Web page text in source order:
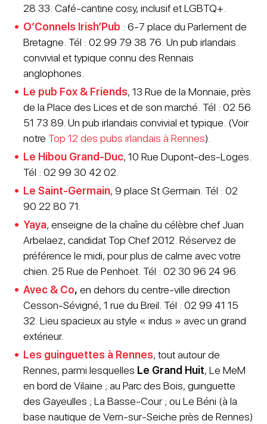
28 33. Café-cantine cosy, inclusif et LGBTQ+.
O’Connels Irish’Pub : 6-7 place du Parlement de
Bretagne. Tél : 02 99 79 38 76. Un pub irlandais
convivial et typique connu des Rennais
anglophones.
Le pub Fox & Friends, 13 Rue de la Monnaie, près
de la Place des Lices et de son marché. Tél : 02 56
51 73 89. Un pub irlandais convivial et typique. (Voir
notre Top 12 des pubs irlandais à Rennes).
Le Hibou Grand-Duc, 10 Rue Dupont-des-Loges.
Tél : 02 99 30 42 02.
Le Saint-Germain, 9 place St Germain. Tél : 02
90 22 80 71.
Yaya, enseigne de la chaîne du célèbre chef Juan
Arbelaez, candidat Top Chef 2012. Réservez de
préférence le midi, pour plus de calme avec votre
chien. 25 Rue de Penhoët. Tél : 02 30 96 24 96.
Avec & Co, en dehors du centre-ville direction
Cesson-Sévigné, 1 rue du Breil. Tél : 02 99 41 15
32. Lieu spacieux au style « indus » avec un grand
extérieur.
Les guinguettes à Rennes, tout autour de
Rennes, parmi lesquelles Le Grand Huit, Le MeM
en bord de Vilaine ; au Parc des Bois, guinguette
des Gayeulles ; La Basse-Cour ; ou Le Béni (à la
base nautique de Vern-sur-Seiche près de Rennes)